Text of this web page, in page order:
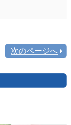
次のページへ